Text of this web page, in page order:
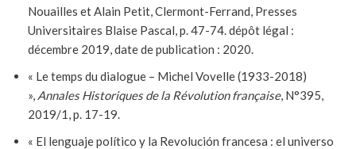
Nouailles et Alain Petit, Clermont-Ferrand, Presses
Universitaires Blaise Pascal, p. 47-74. dépôt légal :
décembre 2019, date de publication : 2020.
« Le temps du dialogue – Michel Vovelle (1933-2018)
», Annales Historiques de la Révolution française, N°395,
2019/1, p. 17-19.
« El lenguaje político y la Revolución francesa : el universo